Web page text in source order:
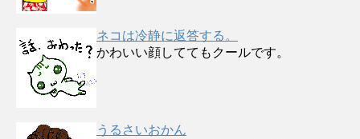
ネコは冷静に返答する。
かわいい顔しててもクールです。
うるさいおかん